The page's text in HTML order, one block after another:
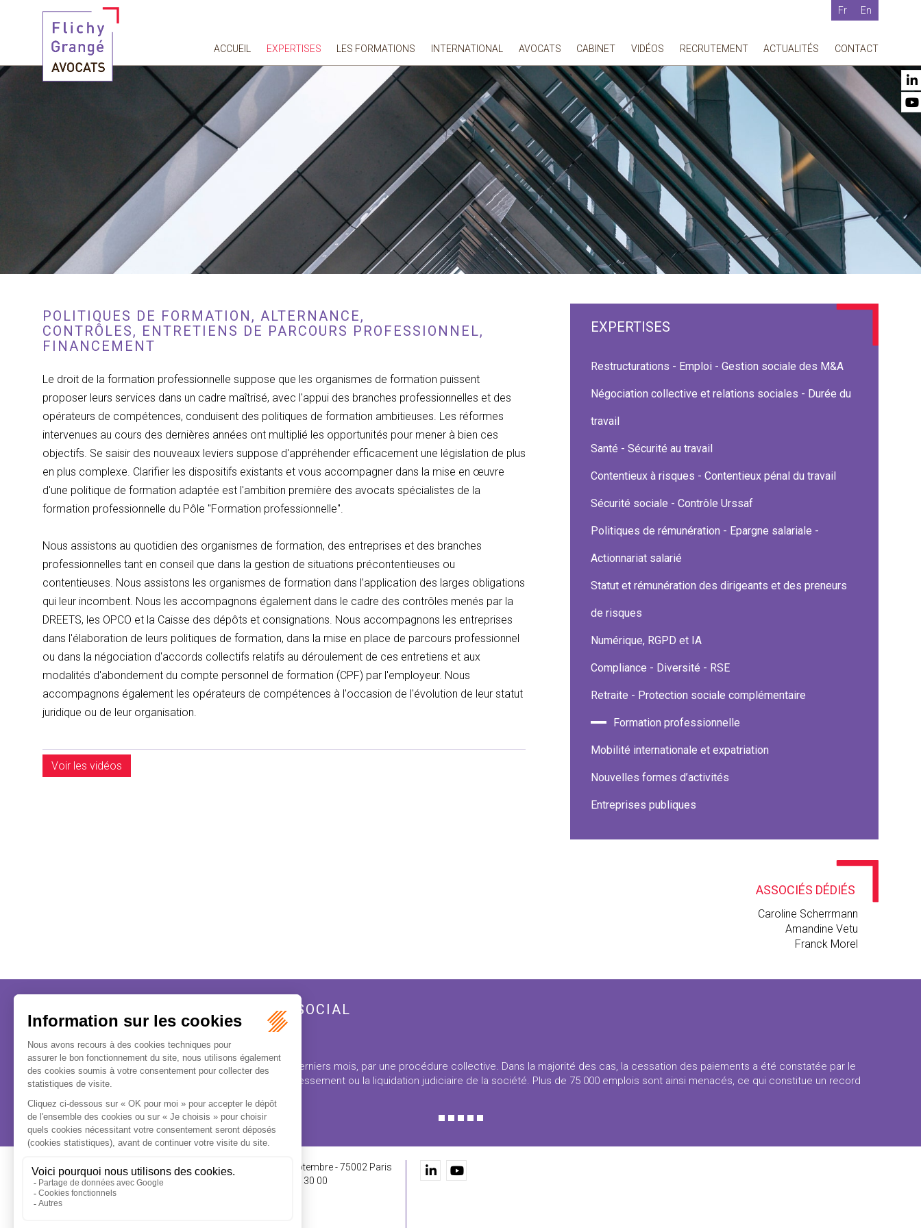
Fr En
ACCUEIL EXPERTISES LES FORMATIONS INTERNATIONAL AVOCATS CABINET VIDÉOS RECRUTEMENT ACTUALITÉS CONTACT
POLITIQUES DE FORMATION, ALTERNANCE,
CONTRÔLES, ENTRETIENS DE PARCOURS PROFESSIONNEL,
FINANCEMENT
Le droit de la formation professionnelle suppose que les organismes de formation puissent
proposer leurs services dans un cadre maîtrisé, avec l'appui des branches professionnelles et des
opérateurs de compétences, conduisent des politiques de formation ambitieuses. Les réformes
intervenues au cours des dernières années ont multiplié les opportunités pour mener à bien ces
objectifs. Se saisir des nouveaux leviers suppose d'appréhender efficacement une législation de plus
en plus complexe. Clarifier les dispositifs existants et vous accompagner dans la mise en œuvre
d'une politique de formation adaptée est l'ambition première des avocats spécialistes de la
formation professionnelle du Pôle "Formation professionnelle".
Nous assistons au quotidien des organismes de formation, des entreprises et des branches
professionnelles tant en conseil que dans la gestion de situations précontentieuses ou
contentieuses. Nous assistons les organismes de formation dans l’application des larges obligations
qui leur incombent. Nous les accompagnons également dans le cadre des contrôles menés par la
DREETS, les OPCO et la Caisse des dépôts et consignations. Nous accompagnons les entreprises
dans l'élaboration de leurs politiques de formation, dans la mise en place de parcours professionnel
ou dans la négociation d'accords collectifs relatifs au déroulement de ces entretiens et aux
modalités d'abondement du compte personnel de formation (CPF) par l'employeur. Nous
accompagnons également les opérateurs de compétences à l'occasion de l'évolution de leur statut
juridique ou de leur organisation.
Voir les vidéos
EXPERTISES
Restructurations - Emploi - Gestion sociale des M&A
Négociation collective et relations sociales - Durée du
travail
Santé - Sécurité au travail
Contentieux à risques - Contentieux pénal du travail
Sécurité sociale - Contrôle Urssaf
Politiques de rémunération - Epargne salariale -
Actionnariat salarié
Statut et rémunération des dirigeants et des preneurs
de risques
Numérique, RGPD et IA
Compliance - Diversité - RSE
Retraite - Protection sociale complémentaire
Formation professionnelle
Mobilité internationale et expatriation
Nouvelles formes d’activités
Entreprises publiques
ASSOCIÉS DÉDIÉS
Caroline Scherrmann
Amandine Vetu
Franck Morel
LES DERNIÈRES ACTUS DE DROIT SOCIAL
Le chiffre à retenir | 71 100 entreprises
C’est le nombre d’entreprises concernées, sur les 12 derniers mois, par une procédure collective. Dans la majorité des cas, la cessation des paiements a été constatée par le
Tribunal de commerce entraînant, selon les cas, le redressement ou la liquidation judiciaire de la société. Plus de 75 000 emplois sont ainsi menacés, ce qui constitue un record
FLICHY GRANGÉ AVOCATS
16-18 Rue du 4 Septembre - 75002 Paris
Tél : +33 (0)1 56 62 30 00
Contactez-nous